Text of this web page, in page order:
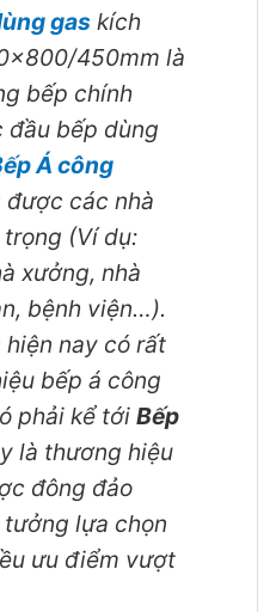
gas kích
450mm là
bếp chính
đầu bếp dùng
Á công
được các nhà
trọng (Ví dụ:
xưởng, nhà
bệnh viện…).
nay có rất
bếp á công
phải kể tới Bếp
là thương hiệu
đông đảo
lựa chọn
ưu điểm vượt